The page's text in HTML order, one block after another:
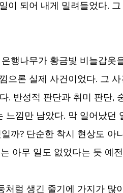
이 되어 내게 밀려들었다.
행나무가 황금빛 비늘갑옷
으론 실제 사건이었다. 그
. 반성적 판단과 취미 판단,
느낌만 남았다. 막 일어났던
까? 단순한 착시 현상도 아
아무 일도 없었다는 듯 예
처럼 생긴 줄기에 가지가 많